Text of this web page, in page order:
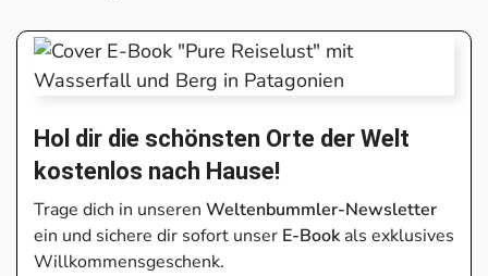
Hol dir die schönsten Orte der Welt
kostenlos nach Hause!
Trage dich in unseren Weltenbummler-Newsletter
ein und sichere dir sofort unser E-Bookals exklusives
Willkommensgeschenk.